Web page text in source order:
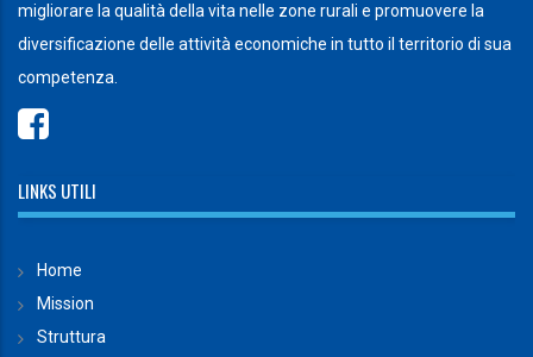
migliorare la qualità della vita nelle zone rurali e promuovere la
diversificazione delle attività economiche in tutto il territorio di sua
competenza.
LINKS UTILI
Home
Mission
Struttura